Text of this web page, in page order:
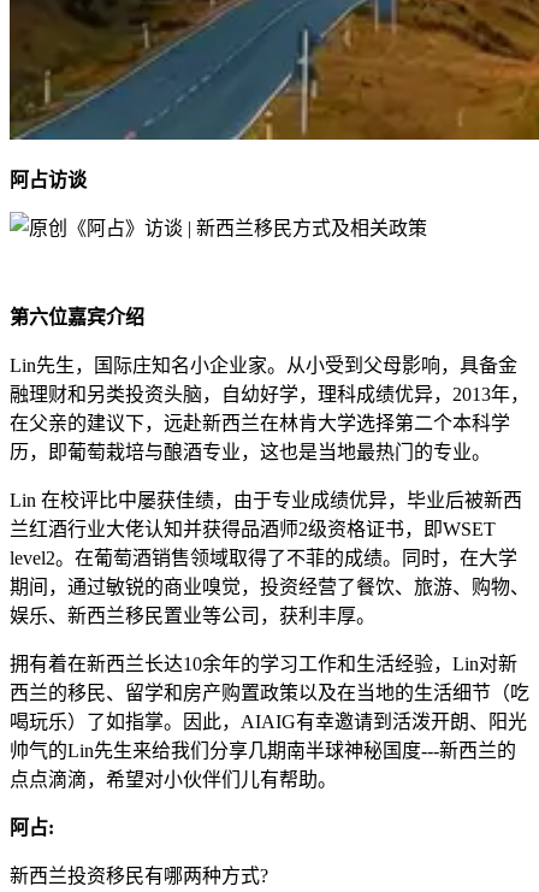
阿占访谈
第六位嘉宾介绍
Lin先生，国际庄知名小企业家。从小受到父母影响，具备金
融理财和另类投资头脑，自幼好学，理科成绩优异，2013年，
在父亲的建议下，远赴新西兰在林肯大学选择第二个本科学
历，即葡萄栽培与酿酒专业，这也是当地最热门的专业。
Lin 在校评比中屡获佳绩，由于专业成绩优异，毕业后被新西
兰红酒行业大佬认知并获得品酒师2级资格证书，即WSET
level2。在葡萄酒销售领域取得了不菲的成绩。同时，在大学
期间，通过敏锐的商业嗅觉，投资经营了餐饮、旅游、购物、
娱乐、新西兰移民置业等公司，获利丰厚。
拥有着在新西兰长达10余年的学习工作和生活经验，Lin对新
西兰的移民、留学和房产购置政策以及在当地的生活细节（吃
喝玩乐）了如指掌。因此，AIAIG有幸邀请到活泼开朗、阳光
帅气的Lin先生来给我们分享几期南半球神秘国度---新西兰的
点点滴滴，希望对小伙伴们儿有帮助。
阿占:
新西兰投资移民有哪两种方式?